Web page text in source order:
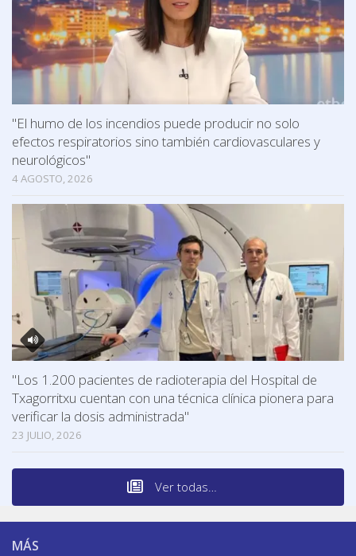
"El humo de los incendios puede producir no solo
efectos respiratorios sino también cardiovasculares y
neurológicos"
4 AGOSTO, 2026
"Los 1.200 pacientes de radioterapia del Hospital de
Txagorritxu cuentan con una técnica clínica pionera para
verificar la dosis administrada"
23 JULIO, 2026
Ver todas…
MÁS